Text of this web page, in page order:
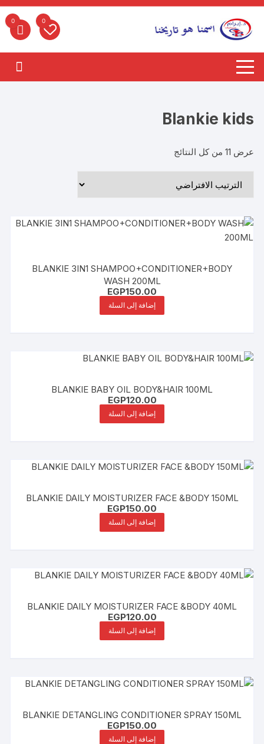
التجاوز
المحتوى
0
0
Blankie kids
عرض ⁦11⁩ من كل النتائج
BLANKIE 3IN1 SHAMPOO+CONDITIONER+BODY
WASH 200ML
EGP150.00
إضافة إلى السلة
BLANKIE BABY OIL BODY&HAIR 100ML
EGP120.00
إضافة إلى السلة
BLANKIE DAILY MOISTURIZER FACE &BODY 150ML
EGP150.00
إضافة إلى السلة
BLANKIE DAILY MOISTURIZER FACE &BODY 40ML
EGP120.00
إضافة إلى السلة
BLANKIE DETANGLING CONDITIONER SPRAY 150ML
EGP150.00
إضافة إلى السلة